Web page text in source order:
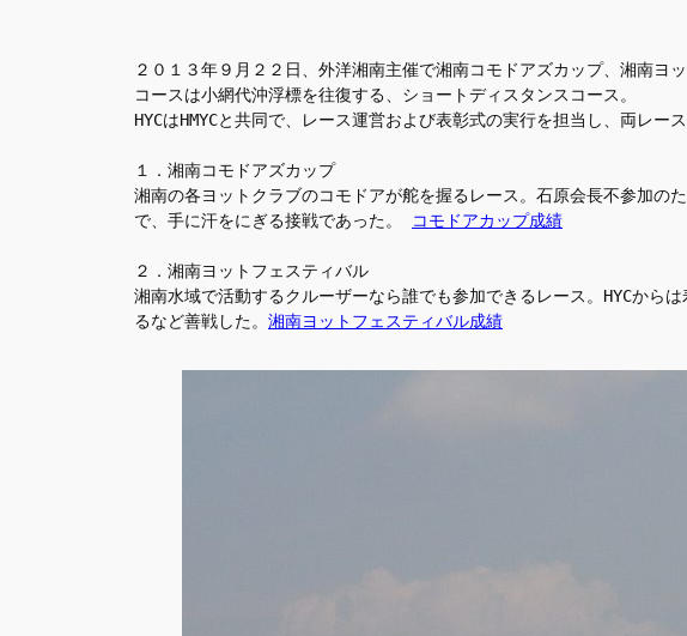
２０１３年９月２２日、外洋湘南主催で湘南コモドアズカップ、湘南ヨ
コースは小網代沖浮標を往復する、ショートディスタンスコース。
HYCはHMYCと共同で、レース運営および表彰式の実行を担当し、両レー
１．湘南コモドアズカップ
湘南の各ヨットクラブのコモドアが舵を握るレース。石原会長不参加の
で、手に汗をにぎる接戦であった。
コモドアカップ成績
２．湘南ヨットフェスティバル
湘南水域で活動するクルーザーなら誰でも参加できるレース。HYCから
るなど善戦した。 湘南ヨットフェスティバル成績